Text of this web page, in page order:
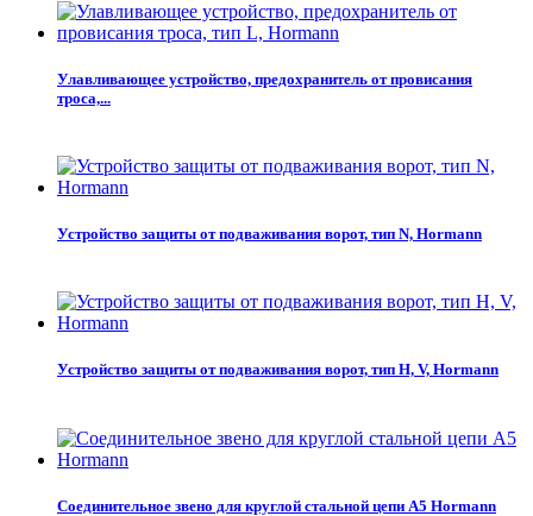
Улавливающее устройство, предохранитель от провисания
троса,...
Устройство защиты от подваживания ворот, тип N, Hormann
Устройство защиты от подваживания ворот, тип H, V, Hormann
Соединительное звено для круглой стальной цепи A5 Hormann